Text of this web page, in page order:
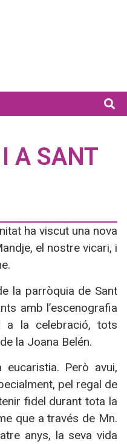
A SANT
ha viscut una nova
el nostre vicari, i
la parròquia de Sant
amb l’escenografia
a la celebració, tots
la Joana Belén.
Però avui,
pel regal de
fidel durant tota la
que a través de Mn.
anys, la seva vida